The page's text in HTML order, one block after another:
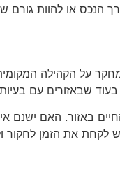
הנכס או להוות גורם
על הקהילה
בעוד שבאזורים עם
באזור. האם ישנם
לקחת את הזמן לחקור